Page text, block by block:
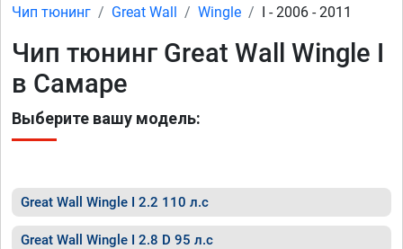
Чип тюнинг Great Wall Wingle I - 2006 - 2011
Чип тюнинг Great Wall Wingle I
в Самаре
Выберите вашу модель:
Great Wall Wingle I 2.2 110 л.с
Great Wall Wingle I 2.8 D 95 л.с